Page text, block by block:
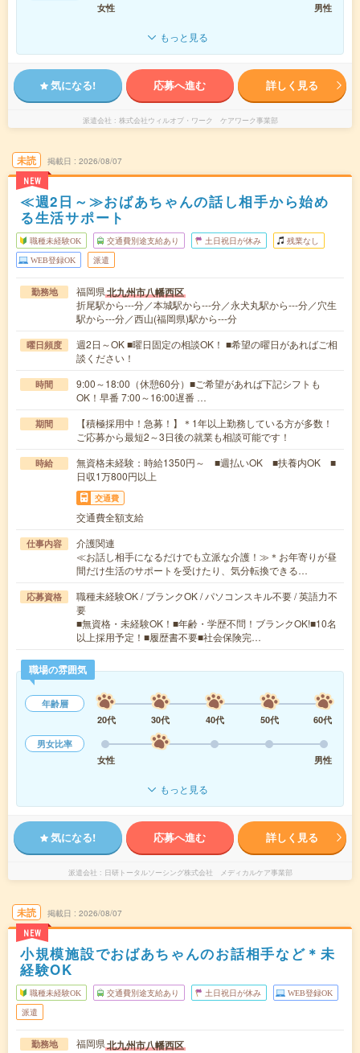
女性
男性
もっと見る
気になる! 応募へ進む 詳しく見る
派遣会社 株式会社ウィルオブ・ワーク ケアワーク事業部
未読
NEW
掲載日 2026/08/07
≪週2日～≫おばあちゃんの話し相手から始め
る生活サポート
職種未経験OK 交通費別途支給あり 土日祝日が休み 残業なし
WEB登録OK 派遣
勤務地 福岡県北九州市八幡西区
折尾駅から---分／本城駅から---分／永犬丸駅から---分／穴生
駅から---分／西山(福岡県)駅から---分
曜日頻度
週2日～OK ■曜日固定の相談OK！ ■希望の曜日があればご相
談ください！
時間
9:00～18:00（休憩60分）■ご希望があれば下記シフトも
OK！早番 7:00～16:00遅番 …
期間
【積極採用中！急募！】＊1年以上勤務している方が多数！
ご応募から最短2～3日後の就業も相談可能です！
時給
無資格未経験：時給1350円～ ■週払いOK ■扶養内OK ■
日収1万800円以上
交通費
交通費全額支給
仕事内容
介護関連
≪お話し相手になるだけでも立派な介護！≫＊お年寄りが昼
間だけ生活のサポートを受けたり、気分転換できる…
応募資格
職種未経験OK / ブランクOK / パソコンスキル不要 / 英語力不
要
■無資格・未経験OK！■年齢・学歴不問！ブランクOK!■10名
以上採用予定！■履歴書不要■社会保険完…
職場の雰囲気
年齢層
20代
30代 40代 50代
60代
男女比率
女性
男性
もっと見る
気になる! 応募へ進む 詳しく見る
派遣会社 日研トータルソーシング株式会社 メディカルケア事業部
未読
NEW
掲載日 2026/08/07
小規模施設でおばあちゃんのお話相手など＊未
経験OK
職種未経験OK 交通費別途支給あり 土日祝日が休み WEB登録OK
派遣
勤務地 福岡県北九州市八幡西区